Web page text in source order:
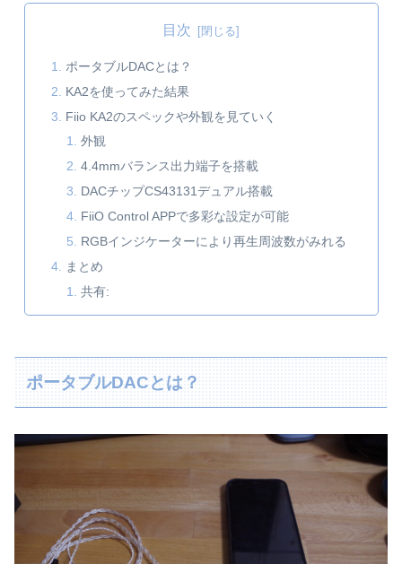
目次
ポータブルDACとは？
KA2を使ってみた結果
Fiio KA2のスペックや外観を見ていく
外観
4.4mmバランス出力端子を搭載
DACチップCS43131デュアル搭載
FiiO Control APPで多彩な設定が可能
RGBインジケーターにより再生周波数がみれる
まとめ
共有:
ポータブルDACとは？